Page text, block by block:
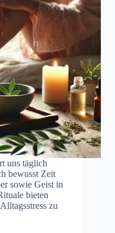
uns täglich
bewusst Zeit
sowie Geist in
bieten
zu